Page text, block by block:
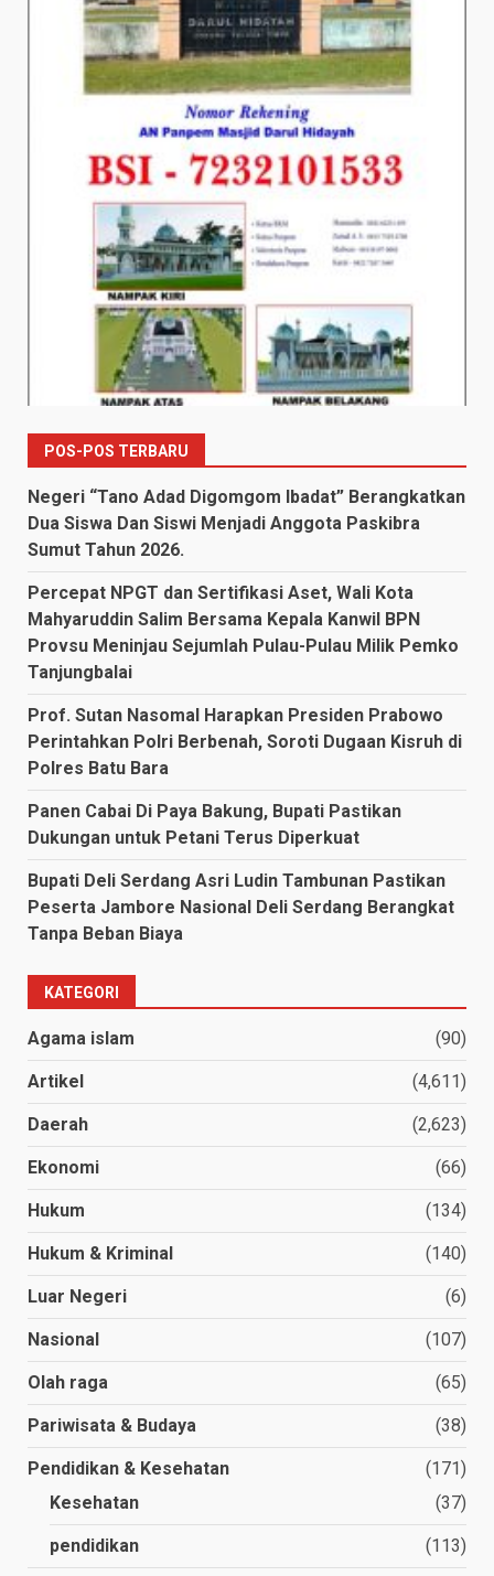
POS-POS TERBARU
Negeri “Tano Adad Digomgom Ibadat” Berangkatkan
Dua Siswa Dan Siswi Menjadi Anggota Paskibra
Sumut Tahun 2026.
Percepat NPGT dan Sertifikasi Aset, Wali Kota
Mahyaruddin Salim Bersama Kepala Kanwil BPN
Provsu Meninjau Sejumlah Pulau-Pulau Milik Pemko
Tanjungbalai
Prof. Sutan Nasomal Harapkan Presiden Prabowo
Perintahkan Polri Berbenah, Soroti Dugaan Kisruh di
Polres Batu Bara
Panen Cabai Di Paya Bakung, Bupati Pastikan
Dukungan untuk Petani Terus Diperkuat
Bupati Deli Serdang Asri Ludin Tambunan Pastikan
Peserta Jambore Nasional Deli Serdang Berangkat
Tanpa Beban Biaya
KATEGORI
Agama islam (90)
Artikel (4,611)
Daerah (2,623)
Ekonomi (66)
Hukum (134)
Hukum & Kriminal (140)
Luar Negeri (6)
Nasional (107)
Olah raga (65)
Pariwisata & Budaya (38)
Pendidikan & Kesehatan
(171)
Kesehatan
(37)
pendidikan (113)